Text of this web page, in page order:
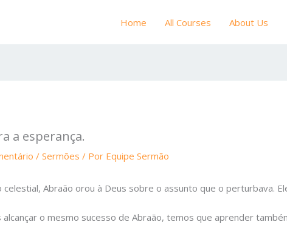
Home All Courses About Us
a esperança.
/Sermões / Por Equipe Sermão
celestial, Abraão orou à Deus sobre o assunto que o perturbava.
alcançar o mesmo sucesso de Abraão, temos que aprender